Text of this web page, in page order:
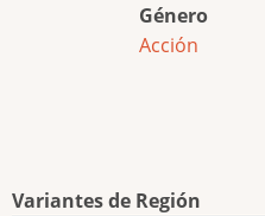
Género
Acción
Variantes de Región